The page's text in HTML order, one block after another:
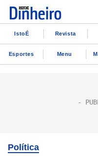
IstoÉ Revista
Esportes Menu
Política